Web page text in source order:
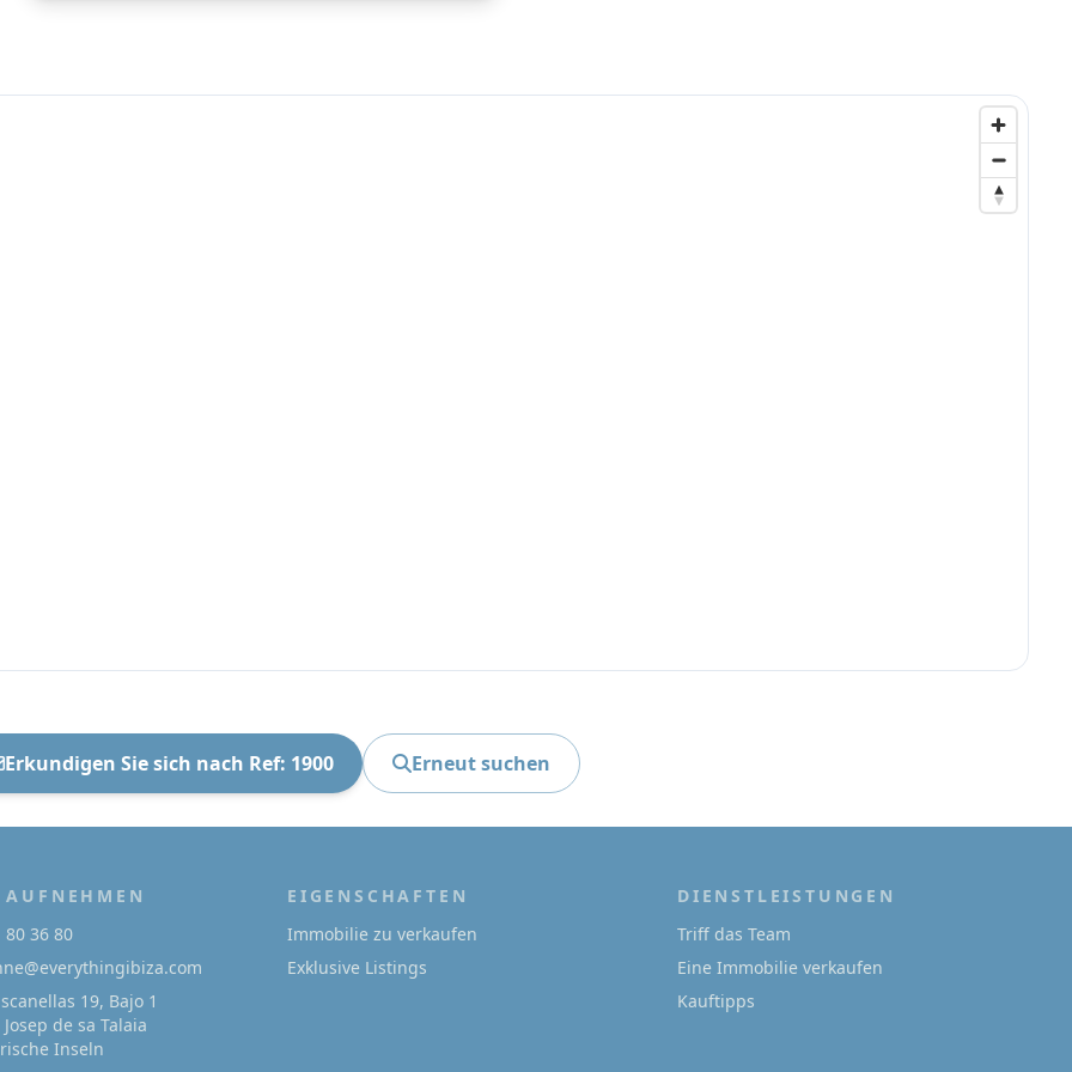
Erkundigen Sie sich nach Ref: 1900 Erneut suchen
80 36 80
19, Bajo 1
de sa Talaia
Inseln
EIGENSCHAFTEN
Immobilie zu verkaufen
Exklusive Listings
DIENSTLEISTUNGEN
Triff das Team
Eine Immobilie verkaufen
Kauftipps